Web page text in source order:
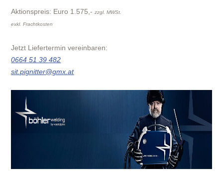
Aktionspreis: Euro 1.575,-zzgl. MWSt.
exkl. Frachtkosten
Jetzt Liefertermin vereinbaren:
0664 51 39 482
sit.pignitter@gmx.at